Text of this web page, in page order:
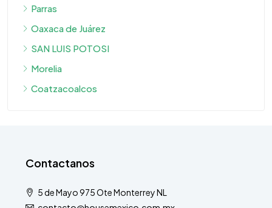
Parras
Oaxaca de Juárez
SAN LUIS POTOSI
Morelia
Coatzacoalcos
Contactanos
5 de Mayo 975 Ote Monterrey NL